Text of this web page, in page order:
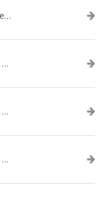
LANGUAGE FOCUS | Modal Auxiliary verbs in the past
SPEAK TIPS | La rassegna stampa per migliorare l’inglese - marzo 2026
Speak Elevator Pitch: come imparare a gestire una presentazione in inglese
SPEAK TIPS | La rassegna stampa per migliorare l’inglese - febbraio 2026